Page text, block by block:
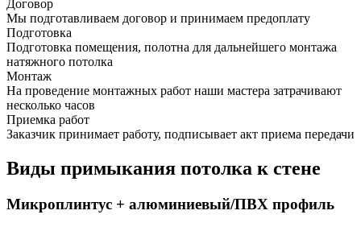
Договор
Мы подготавливаем договор и принимаем предоплату
Подготовка
Подготовка помещения, полотна для дальнейшего монтажа
натяжного потолка
Монтаж
На проведение монтажных работ наши мастера затрачивают
несколько часов
Приемка работ
Заказчик принимает работу, подписывает акт приема передачи
Виды примыкания потолка к стене
Микроплинтус + алюминиевый/ПВХ профиль